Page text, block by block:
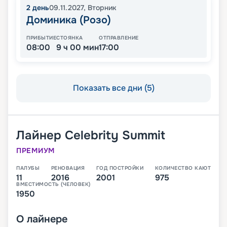
2 день09.11.2027, Вторник
Доминика (Розо)
ПРИБЫТИЕ
08:00
СТОЯНКА
9 ч 00 мин
ОТПРАВЛЕНИЕ
17:00
Показать все дни (5)
Лайнер Celebrity Summit
ПРЕМИУМ
ПАЛУБЫ
11
РЕНОВАЦИЯ
2016
ГОД ПОСТРОЙКИ
2001
КОЛИЧЕСТВО КАЮТ
975
ВМЕСТИМОСТЬ (ЧЕЛОВЕК)
1950
О лайнере